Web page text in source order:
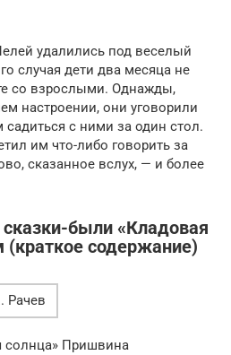
удалились под веселый
случая дети два месяца не
со взрос­лыми. Однажды,
на­строении, они уговорили
с ними за один стол.
им что-либо говорить за
сказанное вслух, — и более
сказки-были «Кладовая
(краткое содержание)
Рачев
солнца» Пришвина